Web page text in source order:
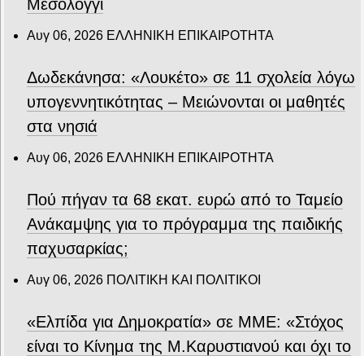
Μεσολόγγι
Αυγ 06, 2026 ΕΛΛΗΝΙΚΗ ΕΠΙΚΑΙΡΟΤΗΤΑ
Δωδεκάνησα: «Λουκέτο» σε 11 σχολεία λόγω
υπογεννητικότητας – Μειώνονται οι μαθητές
στα νησιά
Αυγ 06, 2026 ΕΛΛΗΝΙΚΗ ΕΠΙΚΑΙΡΟΤΗΤΑ
Πού πήγαν τα 68 εκατ. ευρώ από το Ταμείο
Ανάκαμψης για το πρόγραμμα της παιδικής
παχυσαρκίας;
Αυγ 06, 2026 ΠΟΛΙΤΙΚΗ ΚΑΙ ΠΟΛΙΤΙΚΟΙ
«Ελπίδα για Δημοκρατία» σε ΜΜΕ: «Στόχος
είναι το Κίνημα της Μ.Καρυστιανού και όχι το